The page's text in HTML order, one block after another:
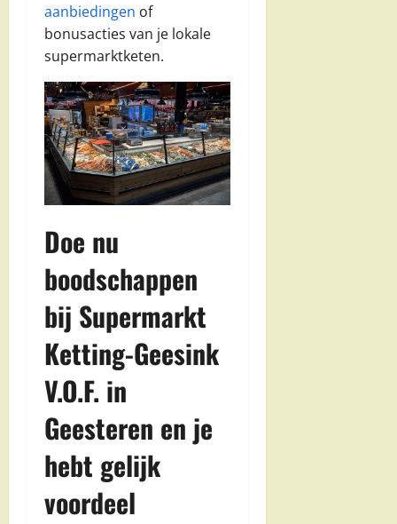
aanbiedingen of
bonusacties van je lokale
supermarktketen.
Doe nu
boodschappen
bij Supermarkt
Ketting-Geesink
V.O.F. in
Geesteren en je
hebt gelijk
voordeel